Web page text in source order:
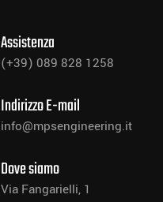
Assistenza
(+39) 089 828 1258
Indirizzo E-mail
info@mpsengineering.it
Dove siamo
Via Fangarielli, 1